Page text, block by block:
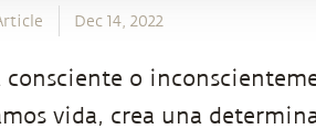
Dec 14, 2022
consciente o
vida, crea una